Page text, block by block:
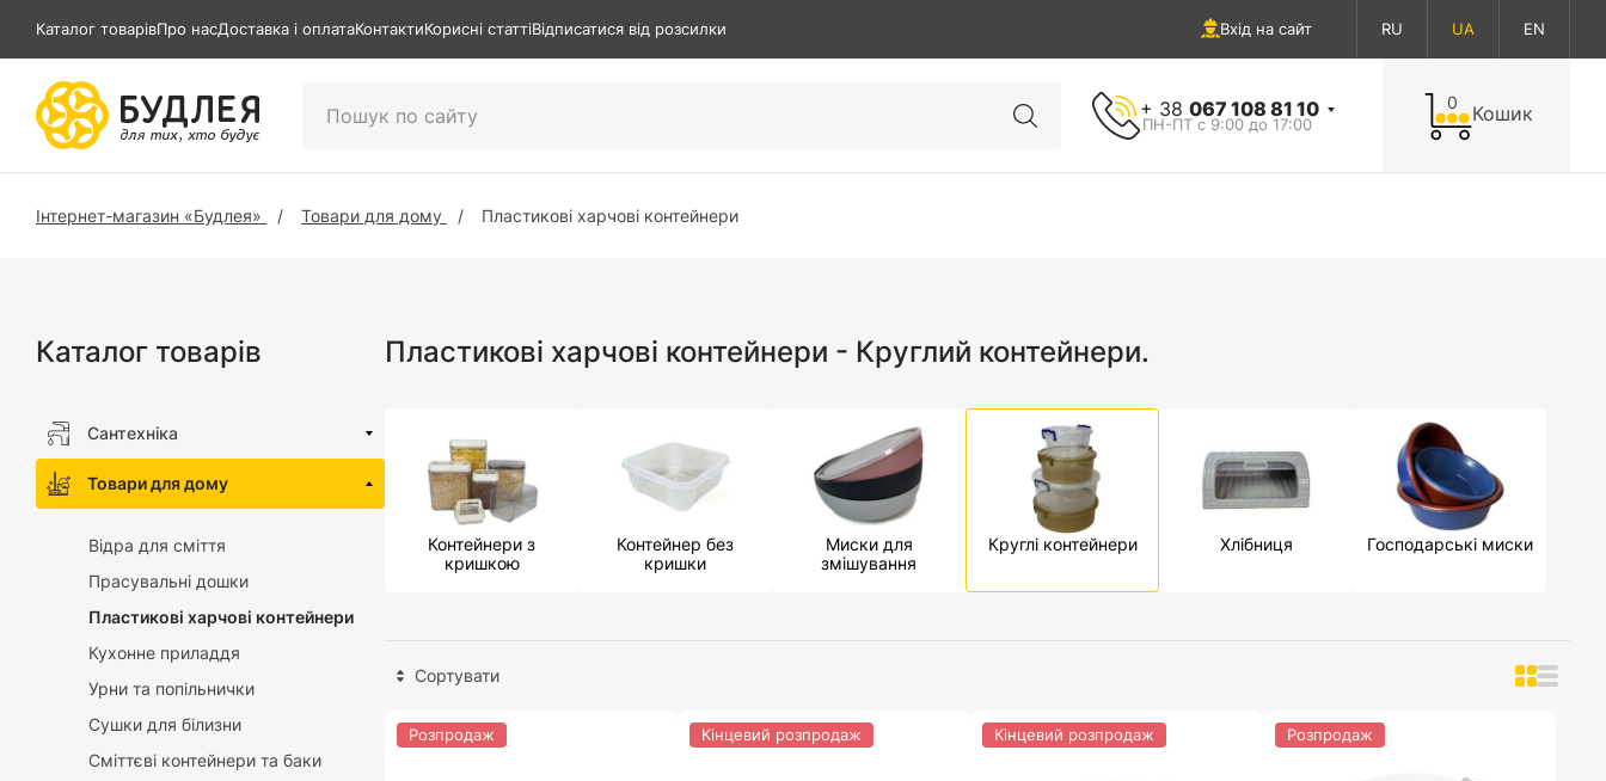
Каталог товарівПро насДоставка і оплатаКонтактиКорисні статтіВідписатися від розсилки Вхід на сайт RU UA EN
+ 38 067 108 81 10
ПН-ПТ с 9:00 до 17:00
0 Кошик
Інтернет-магазин «Будлея» Товари для дому Пластикові харчові контейнери
Каталог товарів
Сантехніка
Товари для дому
Відра для сміття
Прасувальні дошки
Пластикові харчові контейнери
Кухонне приладдя
Урни та попільнички
Сушки для білизни
Сміттєві контейнери та баки
Пластикові харчові контейнери - Круглий контейнери.
Контейнери з
кришкою
Контейнер без
кришки
Миски для
змішування
Круглі контейнери Хлібниця Господарські миски
Сортувати
Розпродаж Кінцевий розпродаж Кінцевий розпродаж Розпродаж